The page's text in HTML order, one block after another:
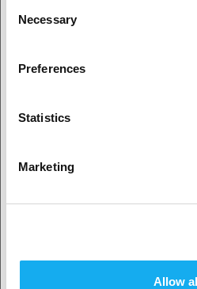
Selection
Necessary
Preferences
Statistics
Marketing
Allow